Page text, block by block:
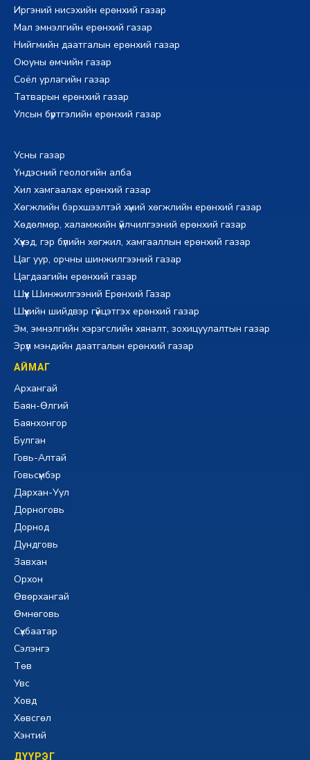
Иргэний нисэхийн ерөнхий газар
Мал эмнэлгийн ерөнхий газар
Нийгмийн даатгалын ерөнхий газар
Оюуны өмчийн газар
Соёл урлагийн газар
Татварын ерөнхий газар
Улсын бүртгэлийн ерөнхий газар
Усны газар
Үндэсний геологийн алба
Хил хамгаалах ерөнхий газар
Хөгжлийн бэрхшээлтэй хүний хөгжлийн ерөнхий газар
Хөдөлмөр, халамжийн үйлчилгээний ерөнхий газар
Хүүхэд, гэр бүлийн хөгжил, хамгааллын ерөнхий газар
Цаг уур, орчны шинжилгээний газар
Цагдаагийн ерөнхий газар
Шүүх Шинжилгээний Ерөнхий Газар
Шүүхийн шийдвэр гүйцэтгэх ерөнхий газар
Эм, эмнэлгийн хэрэгслийн хяналт, зохицуулалтын газар
Эрүүл мэндийн даатгалын ерөнхий газар
АЙМАГ
Архангай
Баян-Өлгий
Баянхонгор
Булган
Говь-Алтай
Говьсүмбэр
Дархан-Уул
Дорноговь
Дорнод
Дундговь
Завхан
Орхон
Өвөрхангай
Өмнөговь
Сүхбаатар
Сэлэнгэ
Төв
Увс
Ховд
Хөвсгөл
Хэнтий
ДҮҮРЭГ